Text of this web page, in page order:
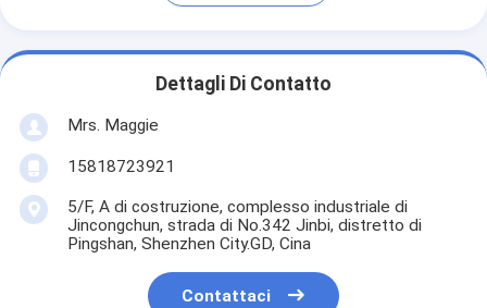
Dettagli Di Contatto
Mrs. Maggie
15818723921
5/F, A di costruzione, complesso industriale di
Jincongchun, strada di No.342 Jinbi, distretto di
Pingshan, Shenzhen City.GD, Cina
Contattaci